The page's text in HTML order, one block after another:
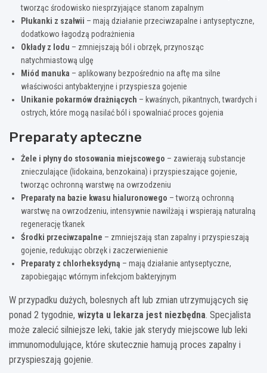
tworząc środowisko niesprzyjające stanom zapalnym
Płukanki z szałwii – mają działanie przeciwzapalne i antyseptyczne,
dodatkowo łagodzą podrażnienia
Okłady z lodu – zmniejszają ból i obrzęk, przynosząc
natychmiastową ulgę
Miód manuka – aplikowany bezpośrednio na aftę ma silne
właściwości antybakteryjne i przyspiesza gojenie
Unikanie pokarmów drażniących – kwaśnych, pikantnych, twardych i
ostrych, które mogą nasilać ból i spowalniać proces gojenia
Preparaty apteczne
Żele i płyny do stosowania miejscowego – zawierają substancje
znieczulające (lidokaina, benzokaina) i przyspieszające gojenie,
tworząc ochronną warstwę na owrzodzeniu
Preparaty na bazie kwasu hialuronowego – tworzą ochronną
warstwę na owrzodzeniu, intensywnie nawilżają i wspierają naturalną
regenerację tkanek
Środki przeciwzapalne – zmniejszają stan zapalny i przyspieszają
gojenie, redukując obrzęk i zaczerwienienie
Preparaty z chlorheksydyną – mają działanie antyseptyczne,
zapobiegając wtórnym infekcjom bakteryjnym
W przypadku dużych, bolesnych aft lub zmian utrzymujących się
ponad 2 tygodnie, wizyta u lekarza jest niezbędna. Specjalista
może zalecić silniejsze leki, takie jak sterydy miejscowe lub leki
immunomodulujące, które skutecznie hamują proces zapalny i
przyspieszają gojenie.